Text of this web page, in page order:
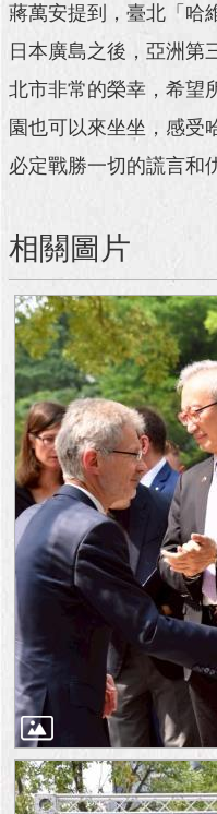
台
通
陳
情
公
民
參
與
專
區
臺
北
旅
遊
網
政
站
資
料
開
放
宣
告
蔣萬安提到，臺北「哈
日本廣島之後，亞洲第
北市非常的榮幸，希望
園也可以來坐坐，感受
必定戰勝一切的謊言和
相關圖片